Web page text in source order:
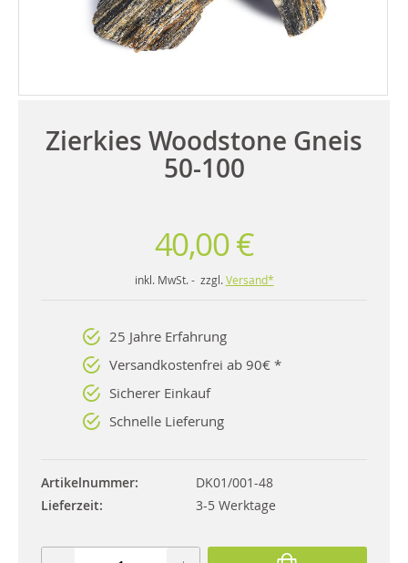
Zierkies Woodstone Gneis
50-100
40,00 €
inkl. MwSt. - zzgl. Versand*
25 Jahre Erfahrung
Versandkostenfrei ab 90€ *
Sicherer Einkauf
Schnelle Lieferung
Artikelnummer
DK01/001-48
Lieferzeit
3-5 Werktage